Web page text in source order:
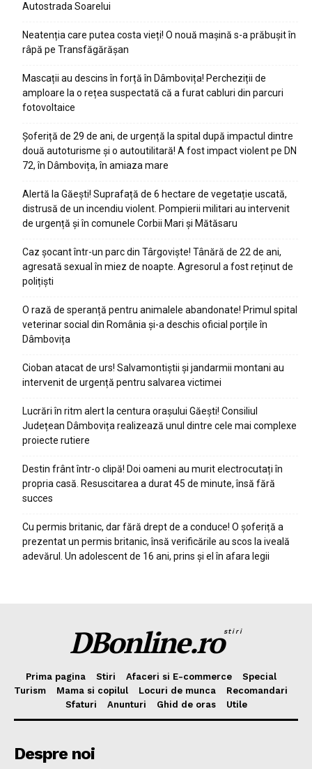
Autostrada Soarelui
Neatenția care putea costa vieți! O nouă mașină s-a prăbușit în
râpă pe Transfăgărășan
Mascații au descins în forță în Dâmbovița! Percheziții de
amploare la o rețea suspectată că a furat cabluri din parcuri
fotovoltaice
Șoferiță de 29 de ani, de urgență la spital după impactul dintre
două autoturisme și o autoutilitară! A fost impact violent pe DN
72, în Dâmbovița, în amiaza mare
Alertă la Găești! Suprafață de 6 hectare de vegetație uscată,
distrusă de un incendiu violent. Pompierii militari au intervenit
de urgență și în comunele Corbii Mari și Mătăsaru
Caz șocant într-un parc din Târgoviște! Tânără de 22 de ani,
agresată sexual în miez de noapte. Agresorul a fost reținut de
polițiști
O rază de speranță pentru animalele abandonate! Primul spital
veterinar social din România și-a deschis oficial porțile în
Dâmbovița
Cioban atacat de urs! Salvamontiștii și jandarmii montani au
intervenit de urgență pentru salvarea victimei
Lucrări în ritm alert la centura orașului Găești! Consiliul
Județean Dâmbovița realizează unul dintre cele mai complexe
proiecte rutiere
Destin frânt într-o clipă! Doi oameni au murit electrocutați în
propria casă. Resuscitarea a durat 45 de minute, însă fără
succes
Cu permis britanic, dar fără drept de a conduce! O șoferiță a
prezentat un permis britanic, însă verificările au scos la iveală
adevărul. Un adolescent de 16 ani, prins și el în afara legii
DBonline.rostiri
Prima pagina Stiri Afaceri si E-commerce
Special
Turism
Mama si copilul Locuri de munca
Recomandari
Sfaturi
Anunturi Ghid de oras Utile
Despre noi